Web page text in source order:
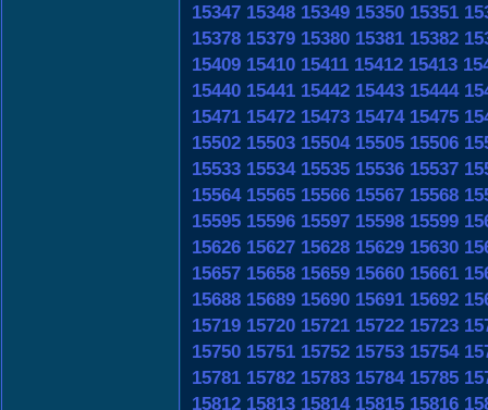
15347 15348 15349 15350 15351
15378 15379 15380 15381 15382
15409 15410 15411 15412 15413
15440 15441 15442 15443 15444
15471 15472 15473 15474 15475
15502 15503 15504 15505 15506
15533 15534 15535 15536 15537
15564 15565 15566 15567 15568
15595 15596 15597 15598 15599
15626 15627 15628 15629 15630
15657 15658 15659 15660 15661
15688 15689 15690 15691 15692
15719 15720 15721 15722 15723
15750 15751 15752 15753 15754
15781 15782 15783 15784 15785
15812 15813 15814 15815 15816